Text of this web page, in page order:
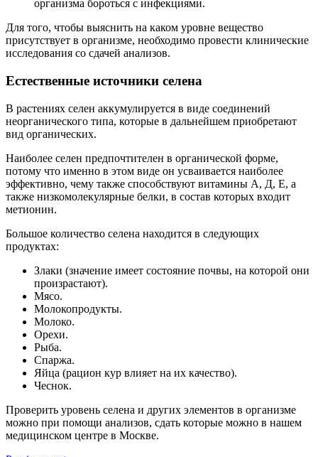
организма бороться с инфекциями.
Для того, чтобы выяснить на каком уровне вещество
присутствует в организме, необходимо провести клинические
исследования со сдачей анализов.
Естественные источники селена
В растениях селен аккумулируется в виде соединений
неорганического типа, которые в дальнейшем приобретают
вид органических.
Наиболее селен предпочтителен в органической форме,
потому что именно в этом виде он усваивается наиболее
эффективно, чему также способствуют витамины А, Д, Е, а
также низкомолекулярные белки, в состав которых входит
метионин.
Большое количество селена находится в следующих
продуктах:
Злаки (значение имеет состояние почвы, на которой они
произрастают).
Мясо.
Молокопродукты.
Молоко.
Орехи.
Рыба.
Спаржа.
Яйца (рацион кур влияет на их качество).
Чеснок.
Проверить уровень селена и других элементов в организме
можно при помощи анализов, сдать которые можно в нашем
медицинском центре в Москве.